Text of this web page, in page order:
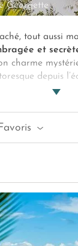
Georgette
tout aussi
et
charme
depuis
palmes si
Sainte-Anne-
Favoris